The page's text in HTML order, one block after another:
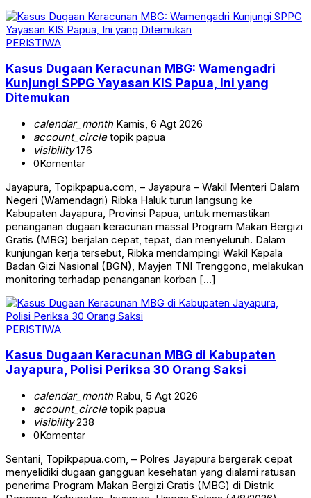
PERISTIWA
Kasus Dugaan Keracunan MBG: Wamengadri
Kunjungi SPPG Yayasan KIS Papua, Ini yang
Ditemukan
calendar_monthKamis, 6 Agt 2026
account_circletopik papua
visibility176
0Komentar
Jayapura, Topikpapua.com, – Jayapura – Wakil Menteri Dalam
Negeri (Wamendagri) Ribka Haluk turun langsung ke
Kabupaten Jayapura, Provinsi Papua, untuk memastikan
penanganan dugaan keracunan massal Program Makan Bergizi
Gratis (MBG) berjalan cepat, tepat, dan menyeluruh. Dalam
kunjungan kerja tersebut, Ribka mendampingi Wakil Kepala
Badan Gizi Nasional (BGN), Mayjen TNI Trenggono, melakukan
monitoring terhadap penanganan korban […]
PERISTIWA
Kasus Dugaan Keracunan MBG di Kabupaten
Jayapura, Polisi Periksa 30 Orang Saksi
calendar_monthRabu, 5 Agt 2026
account_circletopik papua
visibility238
0Komentar
Sentani, Topikpapua.com, – Polres Jayapura bergerak cepat
menyelidiki dugaan gangguan kesehatan yang dialami ratusan
penerima Program Makan Bergizi Gratis (MBG) di Distrik